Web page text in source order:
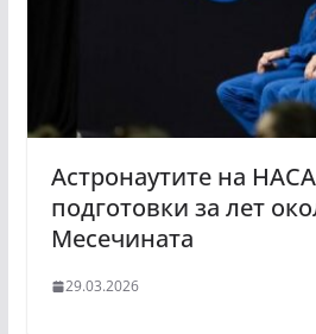
Астронаутите на
подготовки за лет
Месечината
29.03.2026